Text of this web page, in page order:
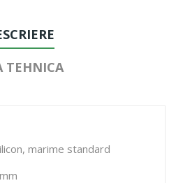
TEHNICA
marime standard